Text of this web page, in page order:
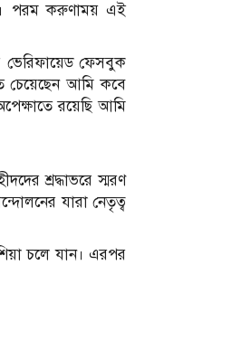
পরম করুণাময় এই
ফেসবুক
চেয়েছেন আমি কবে
রয়েছি আমি
শ্রদ্ধাভরে স্মরণ
যারা নেতৃত্ব
চলে যান। এরপর